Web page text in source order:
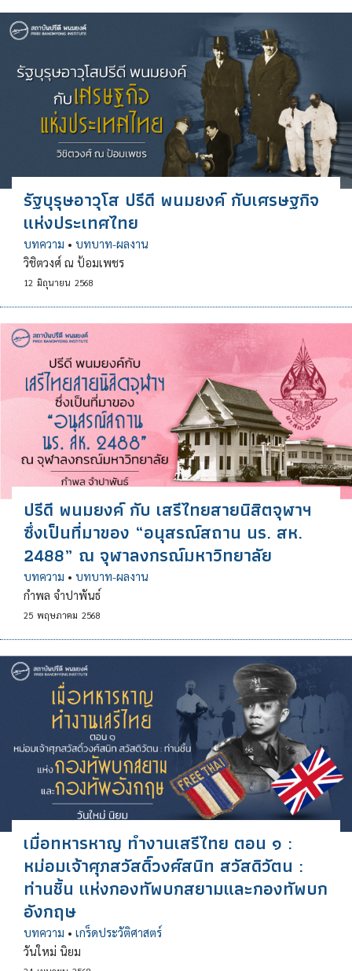
รัฐบุรุษอาวุโส ปรีดี พนมยงค์ กับเศรษฐกิจ
แห่งประเทศไทย
บทความ • บทบาท-ผลงาน
วิชิตวงศ์ ณ ป้อมเพชร
12 มิถุนายน 2568
ปรีดี พนมยงค์ กับ เสรีไทยสายนิสิตจุฬาฯ
ซึ่งเป็นที่มาของ “อนุสรณ์สถาน นร. สห.
2488” ณ จุฬาลงกรณ์มหาวิทยาลัย
บทความ • บทบาท-ผลงาน
กำพล จำปาพันธ์
25 พฤษภาคม 2568
เมื่อทหารหาญ ทำงานเสรีไทย ตอน ๑ :
หม่อมเจ้าศุภสวัสดิ์วงศ์สนิท สวัสดิวัตน :
ท่านชิ้น แห่งกองทัพบกสยามและกองทัพบก
อังกฤษ
บทความ • เกร็ดประวัติศาสตร์
วันใหม่ นิยม